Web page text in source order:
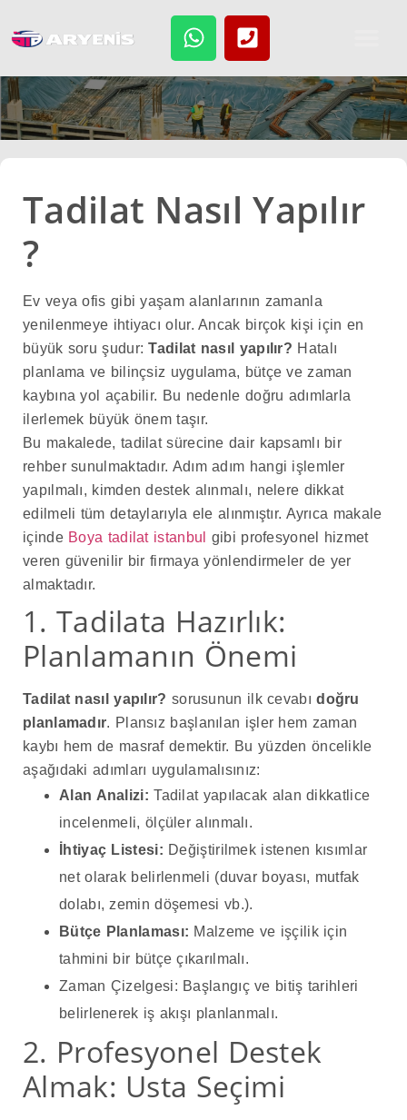
Tadilat Nasıl Yapılır
?
Ev veya ofis gibi yaşam alanlarının zamanla
yenilenmeye ihtiyacı olur. Ancak birçok kişi için en
büyük soru şudur:Tadilat nasıl yapılır? Hatalı
planlama ve bilinçsiz uygulama, bütçe ve zaman
kaybına yol açabilir. Bu nedenle doğru adımlarla
ilerlemek büyük önem taşır.
Bu makalede, tadilat sürecine dair kapsamlı bir
rehber sunulmaktadır. Adım adım hangi işlemler
yapılmalı, kimden destek alınmalı, nelere dikkat
edilmeli tüm detaylarıyla ele alınmıştır. Ayrıca makale
içinde Boya tadilat istanbul
gibi profesyonel hizmet
veren güvenilir bir firmaya yönlendirmeler de yer
almaktadır.
1. Tadilata Hazırlık:
Planlamanın Önemi
Tadilat nasıl yapılır? sorusunun ilk cevabıdoğru
planlamadır. Plansız başlanılan işler hem zaman
kaybı hem de masraf demektir. Bu yüzden öncelikle
aşağıdaki adımları uygulamalısınız:
Alan Analizi: Tadilat yapılacak alan dikkatlice
incelenmeli, ölçüler alınmalı.
İhtiyaç Listesi: Değiştirilmek istenen kısımlar
net olarak belirlenmeli (duvar boyası, mutfak
dolabı, zemin döşemesi vb.).
Bütçe Planlaması: Malzeme ve işçilik için
tahmini bir bütçe çıkarılmalı.
Zaman Çizelgesi: Başlangıç ve bitiş tarihleri
belirlenerek iş akışı planlanmalı.
2. Profesyonel Destek
Almak: Usta Seçimi